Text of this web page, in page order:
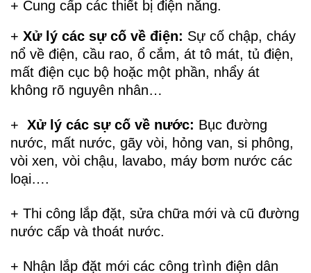
+ Cung cấp các thiết bị điện năng.
+ Xử lý các sự cố về điện: Sự cố chập, cháy
nổ về điện, cầu rao, ổ cắm, át tô mát, tủ điện,
mất điện cục bộ hoặc một phần, nhẩy át
không rõ nguyên nhân…
+ Xử lý các sự cố về nước: Bục đường
nước, mất nước, gãy vòi, hỏng van, si phông,
vòi xen, vòi chậu, lavabo, máy bơm nước các
loại….
+ Thi công lắp đặt, sửa chữa mới và cũ đường
nước cấp và thoát nước.
+ Nhận lắp đặt mới các công trình điện dân